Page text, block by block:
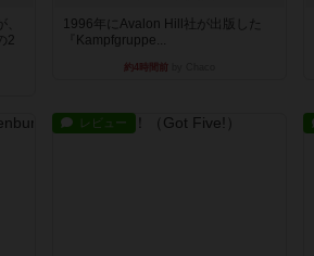
2
1996年にAvalon Hill社が出版した
『Kampfgruppe...
約4時間前
レビュー